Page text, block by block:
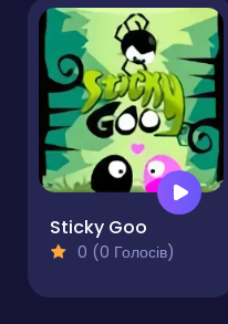
Sticky Goo
0 (0 Голосів)